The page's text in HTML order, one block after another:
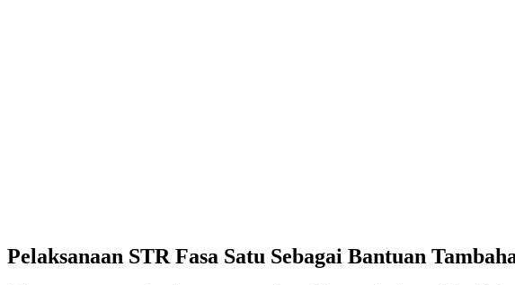
Pelaksanaan STR Fasa Satu Sebagai Bantuan